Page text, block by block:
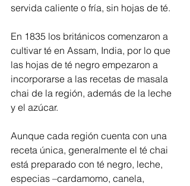
servida caliente o fría, sin hojas de té.
En 1835 los británicos comenzaron a
cultivar té en Assam, India, por lo que
las hojas de té negro empezaron a
incorporarse a las recetas de masala
chai de la región, además de la leche
y el azúcar.
Aunque cada región cuenta con una
receta única, generalmente el té chai
está preparado con té negro, leche,
especias –cardamomo, canela,